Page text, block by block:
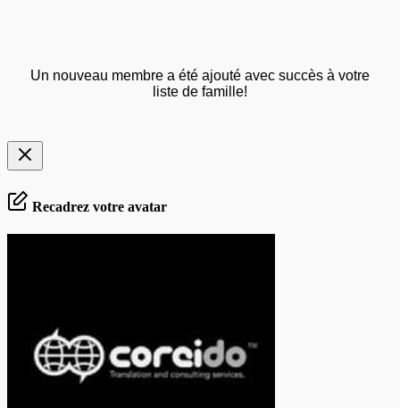
Un nouveau membre a été ajouté avec succès à votre
liste de famille!
Recadrez votre avatar